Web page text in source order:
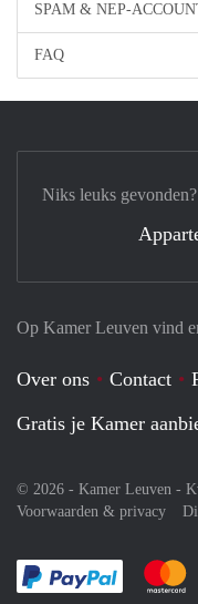
SPAM & NEP-
FAQ
Op Kamer Leuven vind
Over ons Contact
Gratis je Kamer
© 2026 - Kamer Leuven -
Voorwaarden & privacy
Je rekent
Niks leuks